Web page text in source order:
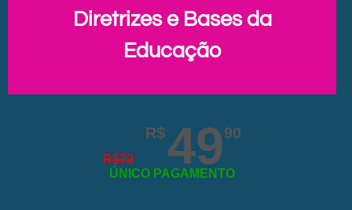
Diretrizes e Bases da
Educação
R$79
R$4990
ÚNICO PAGAMENTO